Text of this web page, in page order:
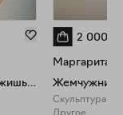
От себя не убежишь (run/you)
2 000
Маргарита
Жемчужница
Скульптура